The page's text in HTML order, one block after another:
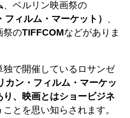
、ベルリン映画祭の
ィルム・マーケット） 、
祭のTIFFCOMなどがありま
独で開催しているロサンゼ
カン・フィルム・マーケッ
り、映画とはショービジネ
とを思い知らされます。